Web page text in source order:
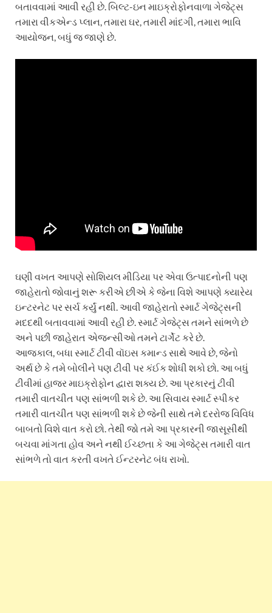
બતાવવામાં આવી રહી છે. બિલ્ટ-ઇન માઇક્રોફોનવાળા ગેજેટ્સ
તમારા વીકએન્ડ પ્લાન, તમારા ઘર, તમારી માંદગી, તમારા ભાવિ
આયોજન, બધું જ જાણે છે.
ઘણી વખત આપણે સોશિયલ મીડિયા પર એવા ઉત્પાદનોની પણ
જાહેરાતો જોવાનું શરૂ કરીએ છીએ કે જેના વિશે આપણે ક્યારેય
ઇન્ટરનેટ પર સર્ચ કર્યું નથી. આવી જાહેરાતો સ્માર્ટ ગેજેટ્સની
મદદથી બતાવવામાં આવી રહી છે. સ્માર્ટ ગેજેટ્સ તમને સાંભળે છે
અને પછી જાહેરાત એજન્સીઓ તમને ટાર્ગેટ કરે છે.
આજકાલ, બધા સ્માર્ટ ટીવી વૉઇસ કમાન્ડ સાથે આવે છે, જેનો
અર્થ છે કે તમે બોલીને પણ ટીવી પર કંઈક શોધી શકો છો. આ બધું
ટીવીમાં હાજર માઇક્રોફોન દ્વારા શક્ય છે. આ પ્રકારનું ટીવી
તમારી વાતચીત પણ સાંભળી શકે છે. આ સિવાય સ્માર્ટ સ્પીકર
તમારી વાતચીત પણ સાંભળી શકે છે જેની સાથે તમે દરરોજ વિવિધ
બાબતો વિશે વાત કરો છો. તેથી જો તમે આ પ્રકારની જાસૂસીથી
બચવા માંગતા હોવ અને નથી ઈચ્છતા કે આ ગેજેટ્સ તમારી વાત
સાંભળે તો વાત કરતી વખતે ઈન્ટરનેટ બંધ રાખો.